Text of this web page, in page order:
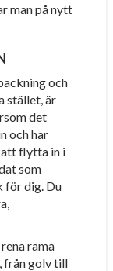
man på nytt
och
stället, är
det
och har
att flytta in i
som
för dig. Du
rama
från golv till